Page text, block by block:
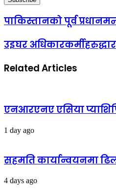
पाकिस्तानको पूर्व
उइघर
Related Articles
एनआरएनए एसिया
1 day ago
सहमति कार्यान्वयनमा
4 days ago